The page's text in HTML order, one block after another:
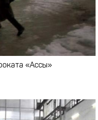
«Ассы»